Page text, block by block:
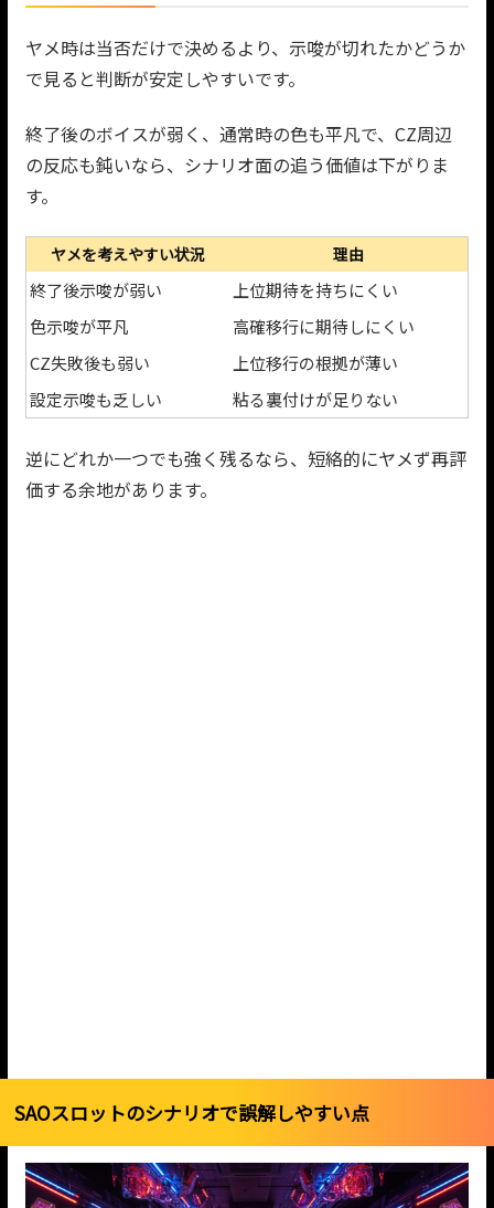
ヤメ時は当否だけで決めるより、示唆が切れたかどうか
で見ると判断が安定しやすいです。
終了後のボイスが弱く、通常時の色も平凡で、CZ周辺
の反応も鈍いなら、シナリオ面の追う価値は下がりま
す。
ヤメを考えやすい状況 理由
終了後示唆が弱い
上位期待を持ちにくい
色示唆が平凡
高確移行に期待しにくい
CZ失敗後も弱い
上位移行の根拠が薄い
設定示唆も乏しい
粘る裏付けが足りない
逆にどれか一つでも強く残るなら、短絡的にヤメず再評
価する余地があります。
SAOスロットのシナリオで誤解しやすい点